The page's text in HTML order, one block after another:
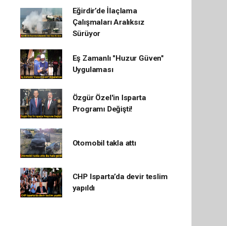
Eğirdir’de İlaçlama
Çalışmaları Aralıksız
Sürüyor
Eş Zamanlı "Huzur Güven"
Uygulaması
Özgür Özel'in Isparta
Programı Değişti!
Otomobil takla attı
CHP Isparta’da devir teslim
yapıldı